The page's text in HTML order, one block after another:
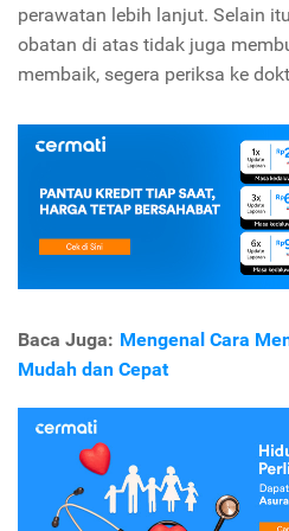
perawatan lebih lanjut. Selain
obatan di atas tidak juga
membaik, segera periksa ke
Baca Juga: Mengenal Cara
Mudah dan Cepat